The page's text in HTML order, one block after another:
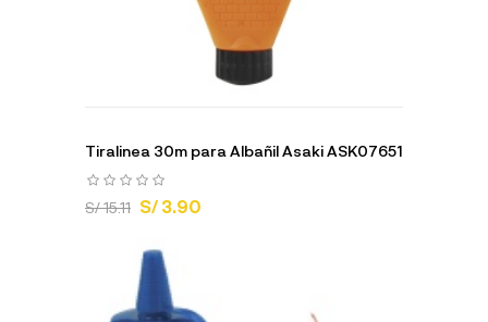
Tiralinea 30m para Albañil Asaki ASK07651
S/ 15.11 S/ 3.90